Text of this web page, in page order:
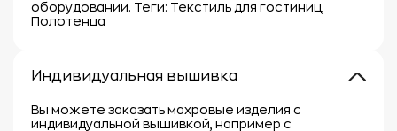
оборудовании. Теги: Текстиль для гостиниц,
Полотенца
Индивидуальная вышивка
Вы можете заказать махровые изделия с
индивидуальной вышивкой, например с